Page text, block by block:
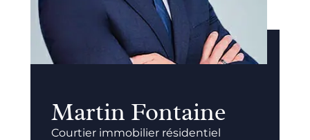
Martin Fontaine
Courtier immobilier résidentiel